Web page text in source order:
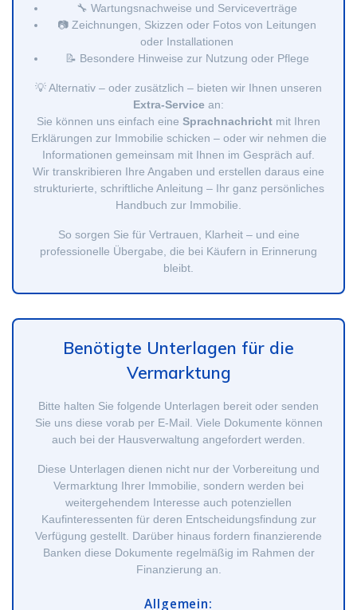
🔧 Wartungsnachweise und Serviceverträge
📷 Zeichnungen, Skizzen oder Fotos von Leitungen
oder Installationen
📝 Besondere Hinweise zur Nutzung oder Pflege
💡 Alternativ – oder zusätzlich – bieten wir Ihnen unseren
Extra-Service an:
Sie können uns einfach eine Sprachnachricht mit Ihren
Erklärungen zur Immobilie schicken – oder wir nehmen die
Informationen gemeinsam mit Ihnen im Gespräch auf.
Wir transkribieren Ihre Angaben und erstellen daraus eine
strukturierte, schriftliche Anleitung – Ihr ganz persönliches
Handbuch zur Immobilie.
So sorgen Sie für Vertrauen, Klarheit – und eine
professionelle Übergabe, die bei Käufern in Erinnerung
bleibt.
Benötigte Unterlagen für die
Vermarktung
Bitte halten Sie folgende Unterlagen bereit oder senden
Sie uns diese vorab per E-Mail. Viele Dokumente können
auch bei der Hausverwaltung angefordert werden.
Diese Unterlagen dienen nicht nur der Vorbereitung und
Vermarktung Ihrer Immobilie, sondern werden bei
weitergehendem Interesse auch potenziellen
Kaufinteressenten für deren Entscheidungsfindung zur
Verfügung gestellt. Darüber hinaus fordern finanzierende
Banken diese Dokumente regelmäßig im Rahmen der
Finanzierung an.
Allgemein: